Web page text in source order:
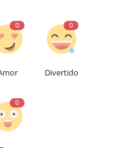
0 0
Divertido
0